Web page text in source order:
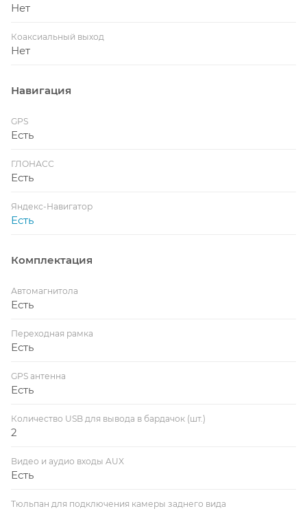
Нет
Коаксиальный выход
Нет
Навигация
GPS
Есть
ГЛОНАСС
Есть
Яндекс-Навигатор
Есть
Комплектация
Автомагнитола
Есть
Переходная рамка
Есть
GPS антенна
Есть
Количество USB для вывода в бардачок (шт.)
2
Видео и аудио входы AUX
Есть
Тюльпан для подключения камеры заднего вида